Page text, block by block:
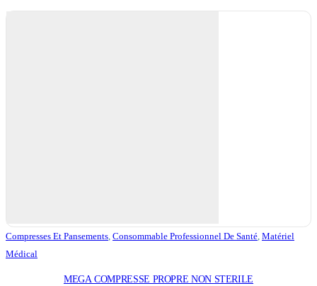
Compresses Et Pansements, Consommable Professionnel De Santé, Matériel
Médical
MEGA COMPRESSE PROPRE NON STERILE